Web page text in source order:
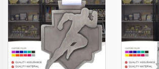
Thể thao và Chạy
Marathon